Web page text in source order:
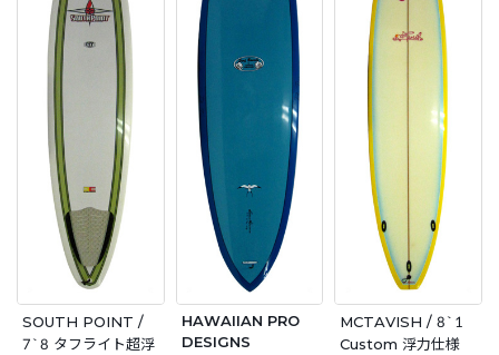
SOUTH POINT /
7`8 タフライト超浮
HAWAIIAN PRO
DESIGNS
MCTAVISH / 8`1
Custom 浮力仕様